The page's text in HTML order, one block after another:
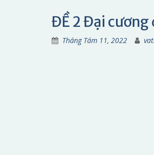
ĐỀ 2 Đại cương
Tháng Tám 11, 2022